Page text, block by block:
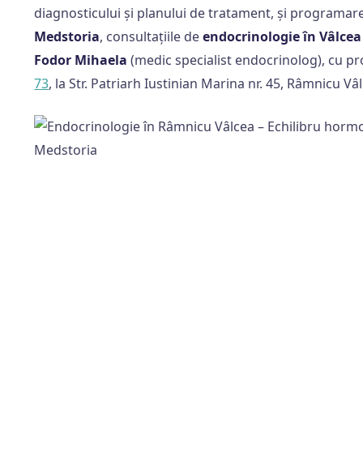
diagnosticului și planului de tratament, și
Medstoria, consultațiile deendocrinologie în Vâlcea
Fodor Mihaela (medic specialist endocrinolog), cu
73, la Str. Patriarh Iustinian Marina nr. 45, Râmnicu